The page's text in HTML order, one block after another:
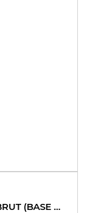
LES JARDINS DU MESNIL EXTRA BRUT (BASE 2015)